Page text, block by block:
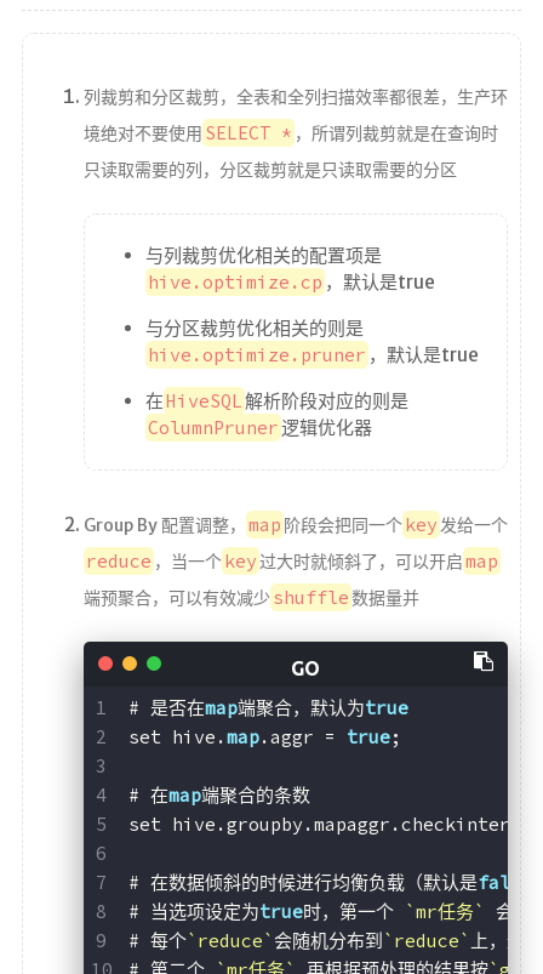
列裁剪和分区裁剪，全表和全列扫描效率都很差，生产环
境绝对不要使用 SELECT * ，所谓列裁剪就是在查询时
只读取需要的列，分区裁剪就是只读取需要的分区
与列裁剪优化相关的配置项是
hive.optimize.cp ，默认是true
与分区裁剪优化相关的则是
hive.optimize.pruner ，默认是true
在HiveSQL解析阶段对应的则是
ColumnPruner逻辑优化器
Group By 配置调整， map 阶段会把同一个key发给一个
reduce ，当一个key过大时就倾斜了，可以开启map
端预聚合，可以有效减少 shuffle数据量并
# 是否在map端聚合，默认为true
set hive.map.aggr = true;
# 在map端聚合的条数
set
# 在数据倾斜的时候进行均衡负载（默认是false
# 当选项设定为true时，第一个 `mr任务` 会将
# 每个`reduce`会随机分布到 `reduce` 上，这
RSS